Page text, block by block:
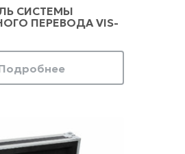
СИСТЕМЫ
ПЕРЕВОДА VIS-